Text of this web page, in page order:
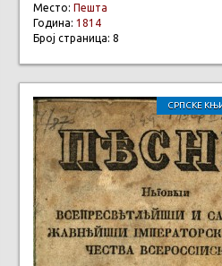
Место: Пешта
Година: 1814
Број страница: 8
СРПСКЕ